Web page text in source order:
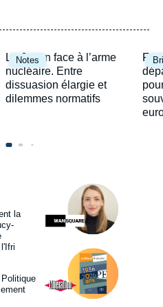
Notes
Image
principale
Le Japon face à l’arme
nucléaire. Entre
dissuasion élargie et
dilemmes normatifs
Logo
Image
principale
médiatique
la
Logo
Image
principale
médiatique